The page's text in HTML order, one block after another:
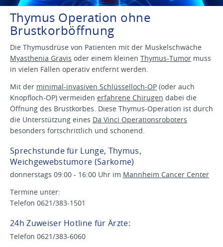
Thymus Operation ohne
Brustkorböffnung
Die Thymusdrüse von Patienten mit der Muskelschwäche
Myasthenia Gravis oder einem kleinen Thymus-Tumor muss
in vielen Fällen operativ entfernt werden.
Mit der minimal-invasiven Schlüsselloch-OP (oder auch
Knopfloch-OP) vermeiden erfahrene Chirugen dabei die
Öffnung des Brustkorbes. Diese Thymus-Operation ist durch
die Unterstützung eines Da Vinci Operationsroboters
besonders fortschrittlich und schonend.
Sprechstunde für Lunge, Thymus,
Weichgewebstumore (Sarkome)
donnerstags 09:00 - 16:00 Uhr im Mannheim Cancer Center
Termine unter:
Telefon 0621/383-1501
24h Zuweiser Hotline für Ärzte:
Telefon 0621/383-6060